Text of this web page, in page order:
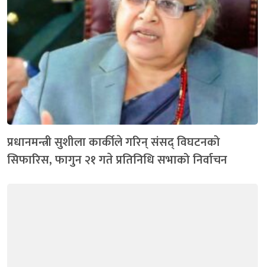
प्रधानमन्त्री सुशीला कार्कीले गरिन् संसद् विघटनको
सिफारिस, फागुन २१ गते प्रतिनिधि सभाको निर्वाचन